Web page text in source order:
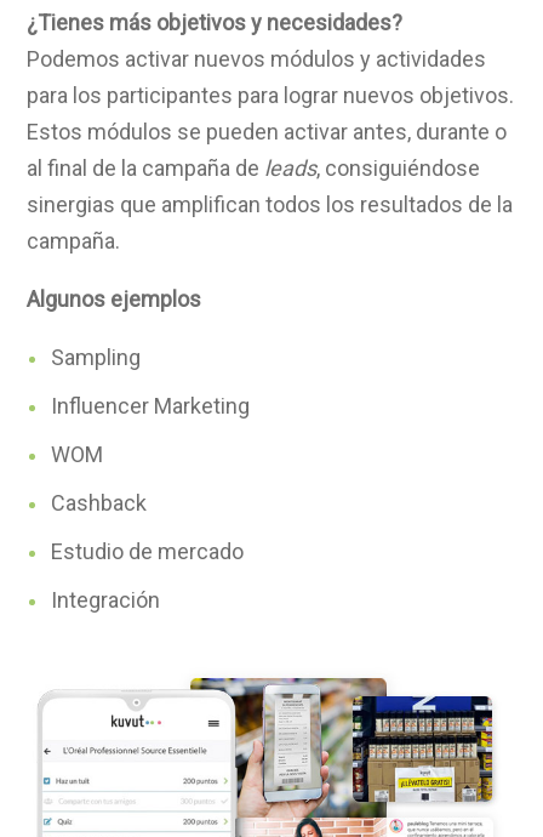
¿Tienes más objetivos y necesidades?
Podemos activar nuevos módulos y actividades
para los participantes para lograr nuevos objetivos.
Estos módulos se pueden activar antes, durante o
al final de la campaña de leads, consiguiéndose
sinergias que amplifican todos los resultados de la
campaña.
Algunos ejemplos
Sampling
Influencer Marketing
WOM
Cashback
Estudio de mercado
Integración